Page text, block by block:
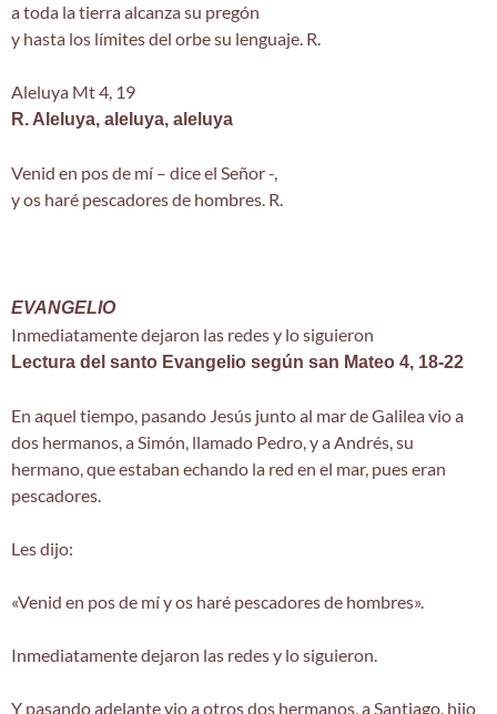
a toda la tierra alcanza su pregón
y hasta los límites del orbe su lenguaje. R.
Aleluya Mt 4, 19
R. Aleluya, aleluya, aleluya
Venid en pos de mí – dice el Señor -,
y os haré pescadores de hombres. R.
EVANGELIO
Inmediatamente dejaron las redes y lo siguieron
Lectura del santo Evangelio según san Mateo 4, 18-22
En aquel tiempo, pasando Jesús junto al mar de Galilea vio a
dos hermanos, a Simón, llamado Pedro, y a Andrés, su
hermano, que estaban echando la red en el mar, pues eran
pescadores.
Les dijo:
«Venid en pos de mí y os haré pescadores de hombres».
Inmediatamente dejaron las redes y lo siguieron.
Y pasando adelante vio a otros dos hermanos, a Santiago, hijo